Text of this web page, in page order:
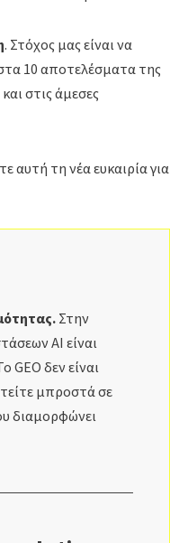
. Στόχος μας είναι να
10 αποτελέσματα της
στις άμεσες
αυτή τη νέα ευκαιρία για
Στην
AI είναι
GEO δεν είναι
μπροστά σε
διαμορφώνει